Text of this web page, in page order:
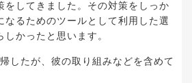
をしてきました。その対策をしっか
なるためのツールとして利用した選
かったと思います。
したが、彼の取り組みなどを含めて